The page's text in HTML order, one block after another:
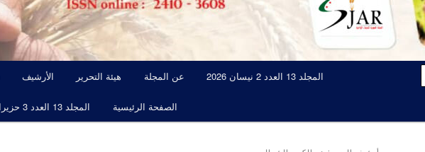
الأرشيف هيئة التحرير عن المجلة المجلد 13 العدد 2 نيسان 2026
المجلد 13 العدد 3 حزيران 2026 الصفحة الرئيسية